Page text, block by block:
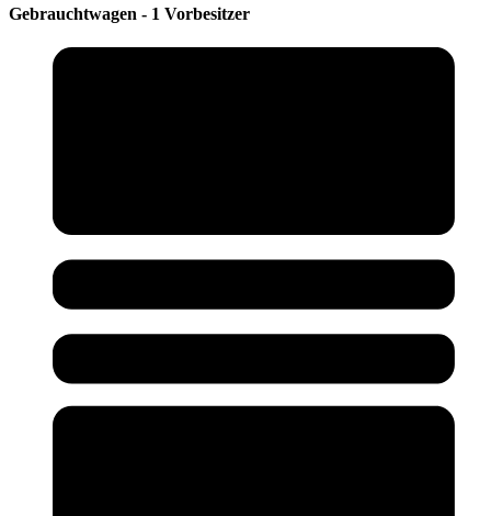
Gebrauchtwagen - 1 Vorbesitzer